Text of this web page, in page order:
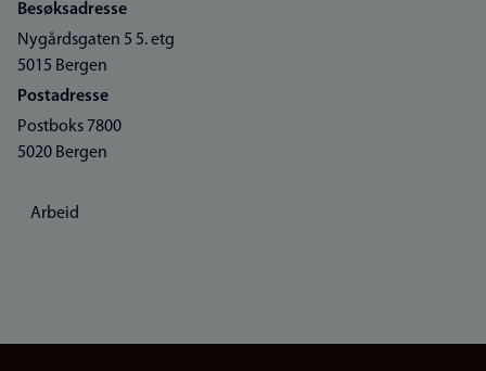
Besøksadresse
Nygårdsgaten 5 5. etg
5015 Bergen
Postadresse
Postboks 7800
5020 Bergen
Arbeid